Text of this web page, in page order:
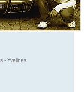
- Yvelines